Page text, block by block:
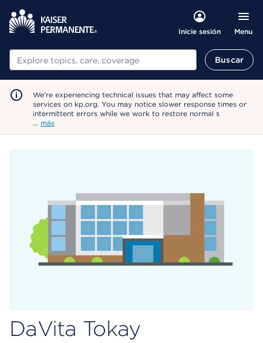
Inicie sesión Menu
Buscar Buscar
We're experiencing technical issues that may affect some
services on kp.org. You may notice slower response times or
intermittent errors while we work to restore normal s
… más
DaVita Tokay